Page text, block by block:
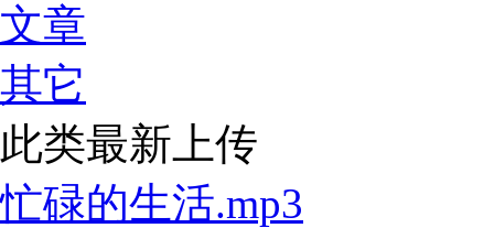
文章
其它
此类最新上传
忙碌的生活.mp3